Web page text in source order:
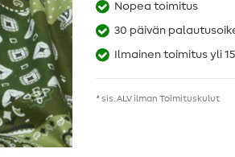
Nopea toimitus
30 päivän
Ilmainen toimitus yli
* sis. ALV ilman Toimituskulut